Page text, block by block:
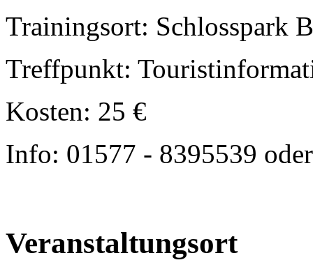
Trainingsort: Schlosspark
Treffpunkt:
Kosten: 25 €
Info: 01577 - 8395539
Veranstaltungsort